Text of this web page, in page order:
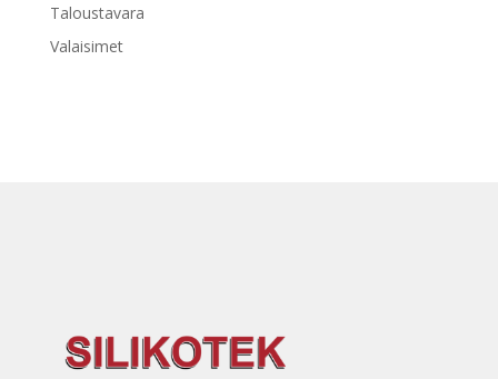
Taloustavara
Valaisimet